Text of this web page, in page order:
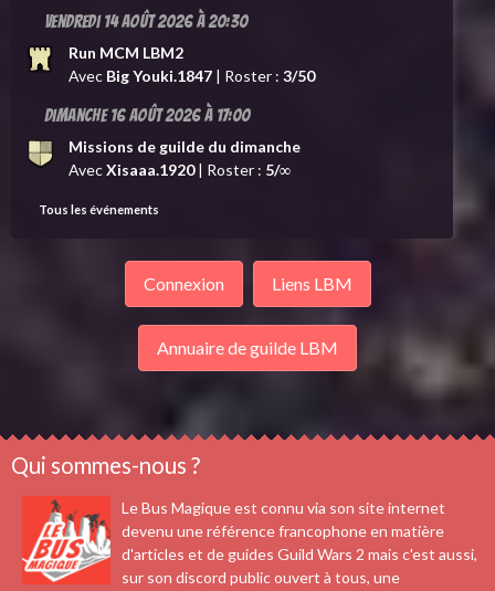
Vendredi 14 août 2026 à 20:30
Run MCM LBM2
Avec Big Youki.1847 | Roster : 3/50
Dimanche 16 août 2026 à 17:00
Missions de guilde du dimanche
AvecXisaaa.1920| Roster : 5/∞
Tous les événements
Connexion Liens LBM
Annuaire de guilde LBM
Qui sommes-nous ?
Le Bus Magique est connu via son site internet
devenu une référence francophone en matière
d'articles et de guides Guild Wars 2 mais c'est aussi,
sur son discord public ouvert à tous, une